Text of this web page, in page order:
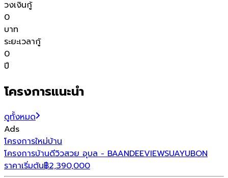
วงเงินกู้
0
บาท
ระยะเวลากู้
0
ปี
โครงการแนะนำ
ดูทั้งหมด
Ads
โครงการใหม่บ้าน
โครงการบ้านดีวิวสวย อุบล - BAANDEEVIEWSUAYUBON
ราคาเริ่มต้น฿2,390,000